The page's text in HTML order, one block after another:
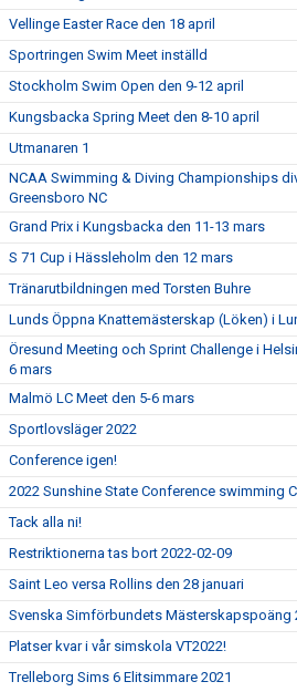
Vellinge Easter Race den 18 april
Sportringen Swim Meet inställd
Stockholm Swim Open den 9-12 april
Kungsbacka Spring Meet den 8-10 april
Utmanaren 1
NCAA Swimming & Diving Championships
Greensboro NC
Grand Prix i Kungsbacka den 11-13 mars
S 71 Cup i Hässleholm den 12 mars
Tränarutbildningen med Torsten Buhre
Lunds Öppna Knattemästerskap (Löken) i
Öresund Meeting och Sprint Challenge i
6 mars
Malmö LC Meet den 5-6 mars
Sportlovsläger 2022
Conference igen!
2022 Sunshine State Conference swimming
Tack alla ni!
Restriktionerna tas bort 2022-02-09
Saint Leo versa Rollins den 28 januari
Svenska Simförbundets Mästerskapspoäng
Platser kvar i vår simskola VT2022!
Trelleborg Sims 6 Elitsimmare 2021